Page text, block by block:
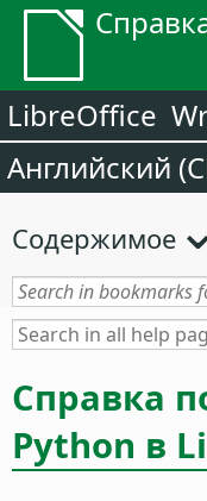
LibreOffice
Английский
Содержимое
Справка
Python в